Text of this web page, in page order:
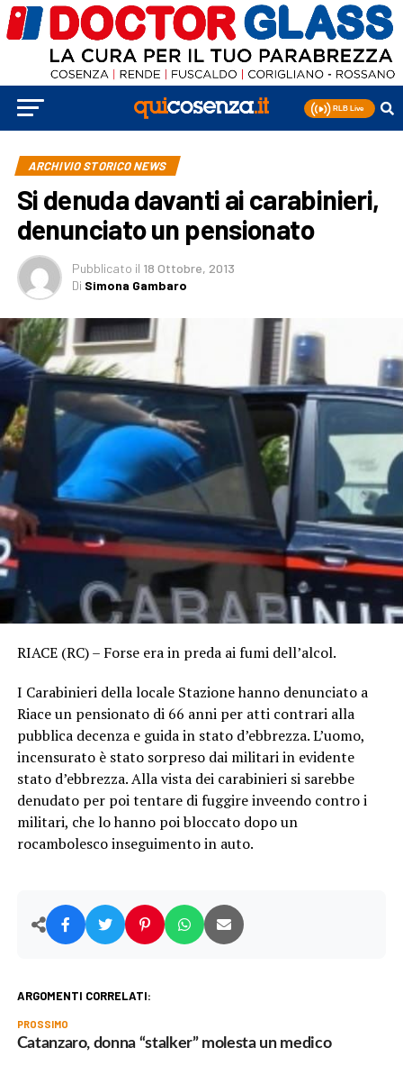
ARCHIVIO STORICO NEWS
Si denuda davanti ai carabinieri,
denunciato un pensionato
Pubblicato il 18 Ottobre, 2013
Di Simona Gambaro
RIACE (RC) – Forse era in preda ai fumi dell’alcol.
I Carabinieri della locale Stazione hanno denunciato a
Riace un pensionato di 66 anni per atti contrari alla
pubblica decenza e guida in stato d’ebbrezza. L’uomo,
incensurato è stato sorpreso dai militari in evidente
stato d’ebbrezza. Alla vista dei carabinieri si sarebbe
denudato per poi tentare di fuggire inveendo contro i
militari, che lo hanno poi bloccato dopo un
rocambolesco inseguimento in auto.
ARGOMENTI CORRELATI:
PROSSIMO
Catanzaro, donna “stalker” molesta un medico